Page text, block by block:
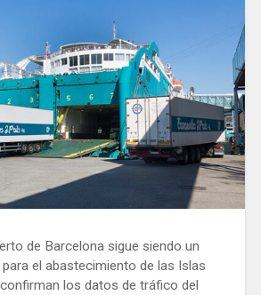
de Barcelona sigue siendo un
el abastecimiento de las Islas
los datos de tráfico del